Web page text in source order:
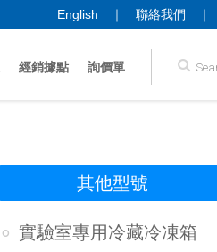
English ｜ 聯絡我們 ｜
經銷據點 詢價單
其他型號
實驗室專用冷藏冷凍箱